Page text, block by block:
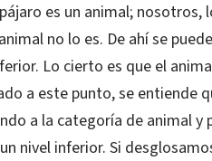
es un animal; nosotros,
no lo es. De ahí se
Lo cierto es que el
a este punto, se entiende
a la categoría de animal y
nivel inferior. Si